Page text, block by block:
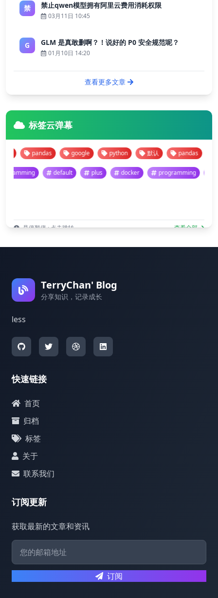
禁 禁止qwen模型拥有阿里云费用消耗权限
03月11日 10:45
G GLM 是真敢删啊？！说好的 P0 安全规范呢？
01月10日 14:20
查看更多文章
标签云弹幕
pandas google python 默认 pandas
programming default plus docker programming
悬停暂停 · 点击跳转 查看全部
TerryChan' Blog
分享知识，记录成长
less
快速链接
首页
归档
标签
关于
联系我们
订阅更新
获取最新的文章和资讯
订阅